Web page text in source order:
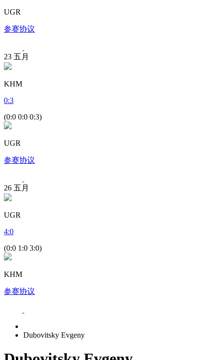
UGR
参赛协议
23 五月
KHM
0:3
(0:0 0:0 0:3)
UGR
参赛协议
26 五月
UGR
4:0
(0:0 1:0 3:0)
KHM
参赛协议
Dubovitsky Evgeny